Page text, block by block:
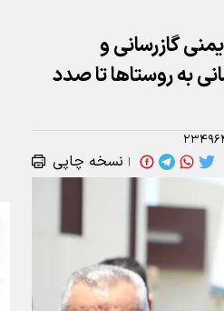
گازرسانی و
به روستاها تا صدد
| نسخه چاپی